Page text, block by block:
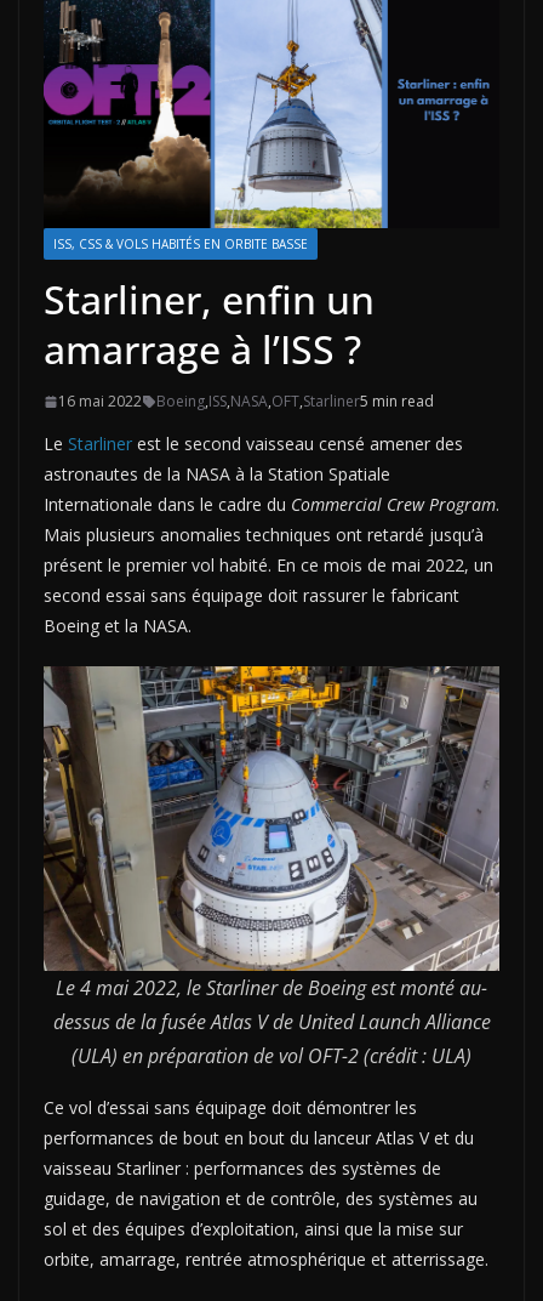
ISS, CSS & VOLS HABITÉS EN ORBITE BASSE
Starliner, enfin un
amarrage à l’ISS ?
16 mai 2022 Boeing,ISS,NASA,OFT,Starliner5 min read
Le Starliner est le second vaisseau censé amener des
astronautes de la NASA à la Station Spatiale
Internationale dans le cadre du Commercial Crew Program.
Mais plusieurs anomalies techniques ont retardé jusqu’à
présent le premier vol habité. En ce mois de mai 2022, un
second essai sans équipage doit rassurer le fabricant
Boeing et la NASA.
Le 4 mai 2022, le Starliner de Boeing est monté au-
dessus de la fusée Atlas V de United Launch Alliance
(ULA) en préparation de vol OFT-2 (crédit : ULA)
Ce vol d’essai sans équipage doit démontrer les
performances de bout en bout du lanceur Atlas V et du
vaisseau Starliner : performances des systèmes de
guidage, de navigation et de contrôle, des systèmes au
sol et des équipes d’exploitation, ainsi que la mise sur
orbite, amarrage, rentrée atmosphérique et atterrissage.